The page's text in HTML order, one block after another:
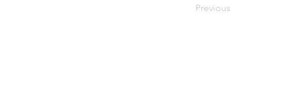
Previous